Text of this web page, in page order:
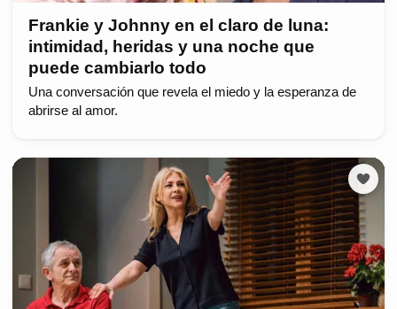
Frankie y Johnny en el claro de luna:
intimidad, heridas y una noche que
puede cambiarlo todo
Una conversación que revela el miedo y la esperanza de
abrirse al amor.